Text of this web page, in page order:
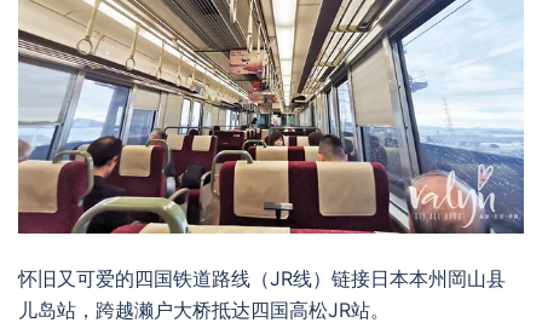
怀旧又可爱的四国铁道路线 （JR线） 链接日本本州岡山县
儿岛站 ， 跨越濑户大桥抵达四国高松JR站。